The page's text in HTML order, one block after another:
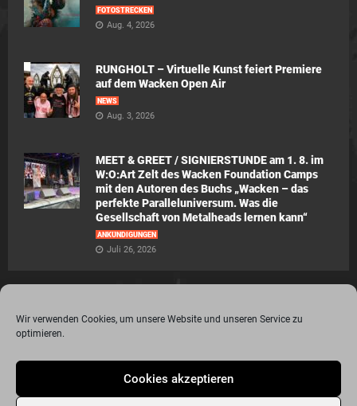
Wir verwenden Cookies, um unsere Website und unseren Service zu
optimieren.
Cookies akzeptieren
FOTOSTRECKEN
Aug. 4, 2026
RUNGHOLT – Virtuelle Kunst feiert Premiere
auf dem Wacken Open Air
NEWS
Aug. 3, 2026
MEET & GREET / SIGNIERSTUNDE am 1. 8. im
W:O:Art Zelt des Wacken Foundation Camps
mit den Autoren des Buchs „Wacken – das
perfekte Paralleluniversum. Was die
Gesellschaft von Metalheads lernen kann“
ANKÜNDIGUNGEN
Juli 26, 2026
Unterstützung von the surface new media gmbh